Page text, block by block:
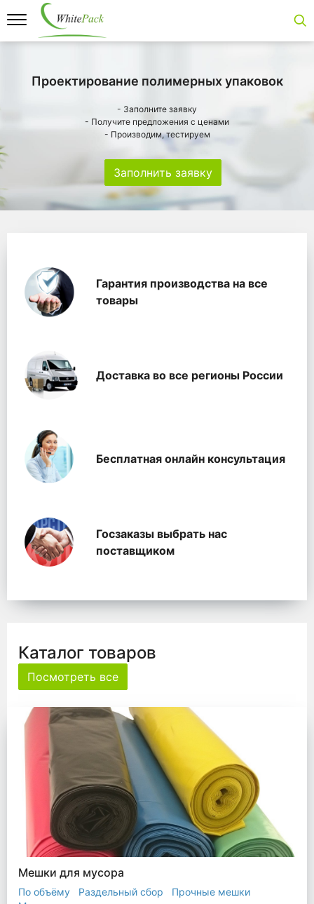
Проектирование полимерных упаковок
- Заполните заявку
- Получите предложения с ценами
- Производим, тестируем
Заполнить заявку
WhitePackГарантия производства на все
товары
Доставка во все регионы России
Бесплатная онлайн консультация
Госзаказы выбрать нас
поставщиком
Каталог товаров
Посмотреть все
Мешки для мусора
По объёму Раздельный сбор
Прочные мешки